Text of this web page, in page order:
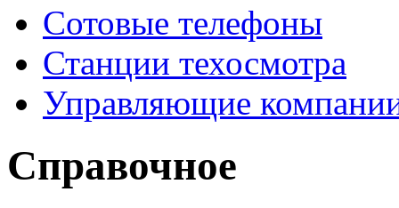
Сотовые телефоны
Станции техосмотра
Управляющие
Справочное